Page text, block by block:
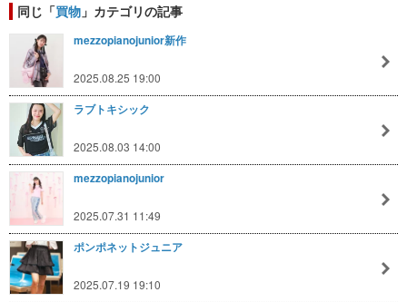
同じ「買物 」カテゴリの記事
mezzopianojunior新作
2025.08.25 19:00
ラブトキシック
2025.08.03 14:00
mezzopianojunior
2025.07.31 11:49
ポンポネットジュニア
2025.07.19 19:10